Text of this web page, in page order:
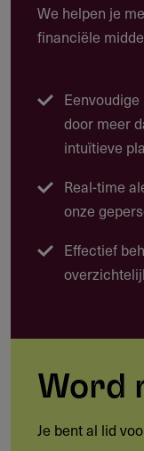
De subsidie is
moet leiden tot
Welke projecten
Ontwikkeling en
Doelgroep- en
Implementatie
Leden- en
Een
We helpen je
financiële
door meer
intuïtieve
Real-time
onze
Effectief
Word
Je bent al lid